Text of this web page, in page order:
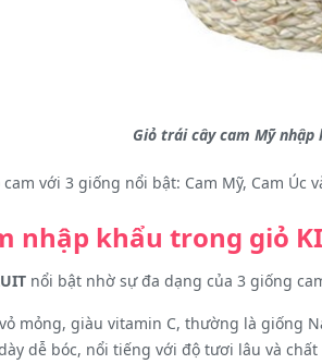
Giỏ trái cây cam Mỹ nhập
với 3 giống nổi bật: Cam Mỹ, Cam
nhập khẩu trong giỏ
nổi bật nhờ sự đa dạng của 3 giống
mỏng, giàu vitamin C, thường là giống
dễ bóc, nổi tiếng với độ tươi lâu và